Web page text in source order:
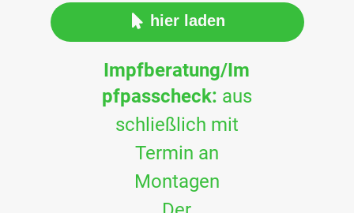
 hier laden
Impfberatung/Im
pfpasscheck: aus
schließlich mit
Termin an
Montagen